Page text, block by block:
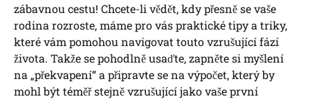
zábavnou cestu! Chcete-li vědět, kdy přesně se vaše
rodina rozroste, máme pro vás praktické tipy a triky,
které vám pomohou navigovat touto vzrušující fází
života. Takže se pohodlně usaďte, zapněte si myšlení
na „překvapení“ a připravte se na výpočet, který by
mohl být téměř stejně vzrušující jako vaše první